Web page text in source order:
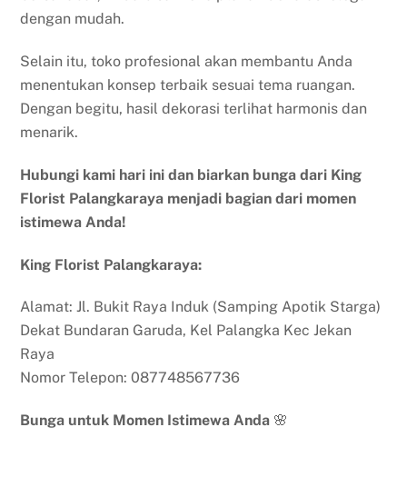
dengan mudah.
Selain itu, toko profesional akan membantu Anda
menentukan konsep terbaik sesuai tema ruangan.
Dengan begitu, hasil dekorasi terlihat harmonis dan
menarik.
Hubungi kami hari ini dan biarkan bunga dari King
Florist Palangkaraya menjadi bagian dari momen
istimewa Anda!
King Florist Palangkaraya:
Alamat: Jl. Bukit Raya Induk (Samping Apotik Starga)
Dekat Bundaran Garuda, Kel Palangka Kec Jekan
Raya
Nomor Telepon: 087748567736
Bunga untuk Momen Istimewa Anda 🌸